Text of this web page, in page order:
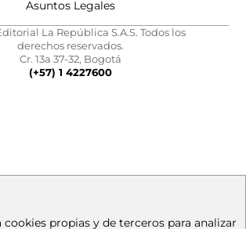
Asuntos Legales
La República S.A.S. Todos los
derechos reservados.
Cr. 13a 37-32, Bogotá
(+57) 1 4227600
cookies propias y de terceros para analizar